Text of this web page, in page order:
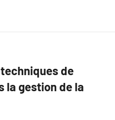
de
la gestion de la